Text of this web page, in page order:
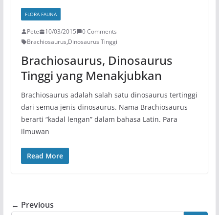
FLORA FAUNA
Pete 10/03/2015
0 Comments
Brachiosaurus,Dinosaurus Tinggi
Brachiosaurus, Dinosaurus
Tinggi yang Menakjubkan
Brachiosaurus adalah salah satu dinosaurus tertinggi
dari semua jenis dinosaurus. Nama Brachiosaurus
berarti “kadal lengan” dalam bahasa Latin. Para
ilmuwan
Read More
← Previous